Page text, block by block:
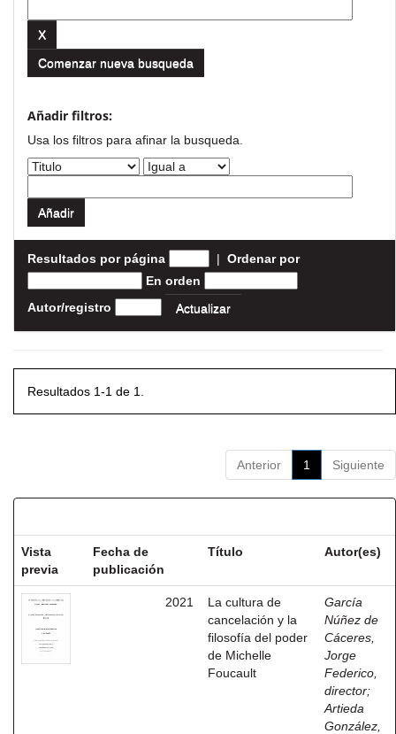
Comenzar nueva busqueda
Añadir filtros:
Usa los filtros para afinar la busqueda.
Resultados por página | Ordenar por
En orden
Autor/registro
Resultados 1-1 de 1.
Anterior 1 Siguiente
Vista
previa
Fecha de
publicación
Título Autor(es)
2021
La cultura de
cancelación y la
filosofía del poder
de Michelle
Foucault
García
Núñez de
Cáceres,
Jorge
Federico,
director;
Artieda
González,